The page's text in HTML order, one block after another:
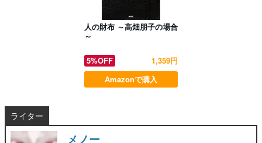
人の財布 ～高畑朋子の場合
～
5%OFF
1,359円
Amazonで購入
ライター
メノー